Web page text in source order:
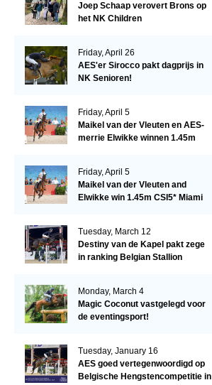
Joep Schaap verovert Brons op
het NK Children
Friday, April 26
AES'er Sirocco pakt dagprijs in
NK Senioren!
Friday, April 5
Maikel van der Vleuten en AES-
merrie Elwikke winnen 1.45m
Friday, April 5
Maikel van der Vleuten and
Elwikke win 1.45m CSI5* Miami
Tuesday, March 12
Destiny van de Kapel pakt zege
in ranking Belgian Stallion
Monday, March 4
Magic Coconut vastgelegd voor
de eventingsport!
Tuesday, January 16
AES goed vertegenwoordigd op
Belgische Hengstencompetitie in